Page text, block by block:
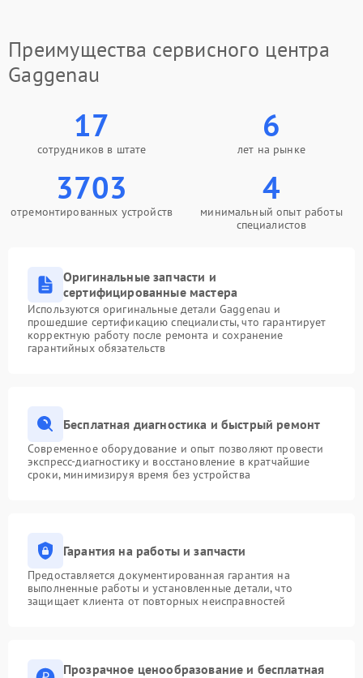
Преимущества сервисного центра
Gaggenau
17
сотрудников в штате
6
лет на рынке
3703
отремонтированных устройств
4
минимальный опыт работы
специалистов
Оригинальные запчасти и
сертифицированные мастера
Используются оригинальные детали Gaggenau и
прошедшие сертификацию специалисты, что гарантирует
корректную работу после ремонта и сохранение
гарантийных обязательств
Бесплатная диагностика и быстрый ремонт
Современное оборудование и опыт позволяют провести
экспресс-диагностику и восстановление в кратчайшие
сроки, минимизируя время без устройства
Гарантия на работы и запчасти
Предоставляется документированная гарантия на
выполненные работы и установленные детали, что
защищает клиента от повторных неисправностей
Прозрачное ценообразование и бесплатная